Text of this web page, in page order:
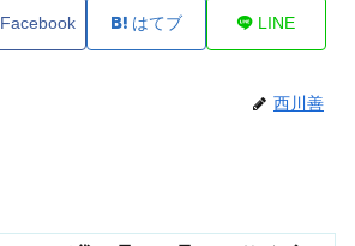
Facebook はてブ LINE
西川善